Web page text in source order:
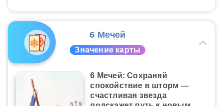
6 Мечей
Значение карты
6 Мечей: Сохраняй
спокойствие в шторм —
счастливая звезда